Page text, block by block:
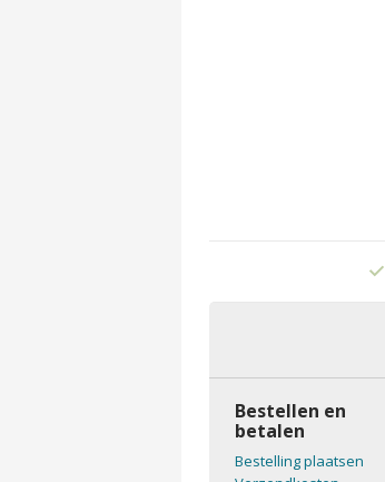
Bestellen en
betalen
Bestelling plaatsen